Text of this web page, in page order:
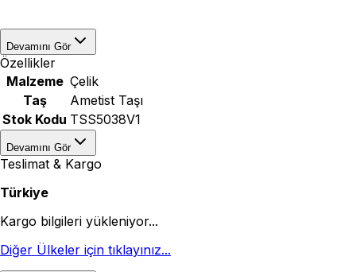
Devamını Gör
Özellikler
Malzeme Çelik
Taş
Ametist Taşı
Stok Kodu TSS5038V1
Devamını Gör
Teslimat & Kargo
Türkiye
Kargo bilgileri yükleniyor...
Diğer Ülkeler için tıklayınız...